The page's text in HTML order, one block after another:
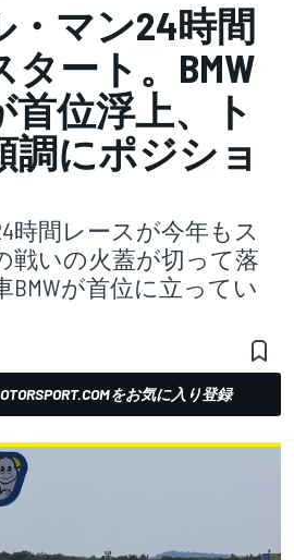
・マン24時間
ート。BMW
首位浮上、ト
調にポジショ
時間レースが今年もス
戦いの火蓋が切って落
BMWが首位に立ってい
をお気に入り登録